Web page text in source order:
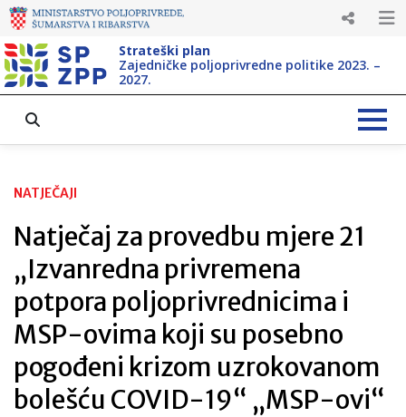
Strateški plan
Zajedničke poljoprivredne politike 2023. –
2027.
NATJEČAJI
Natječaj za provedbu mjere 21
„Izvanredna privremena
potpora poljoprivrednicima i
MSP-ovima koji su posebno
pogođeni krizom uzrokovanom
bolešću COVID-19“ „MSP-ovi“